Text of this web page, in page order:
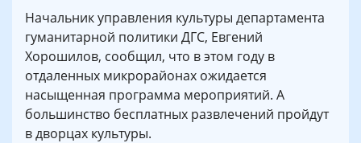
Начальник управления культуры департамента
гуманитарной политики ДГС, Евгений
Хорошилов, сообщил, что в этом году в
отдаленных микрорайонах ожидается
насыщенная программа мероприятий. А
большинство бесплатных развлечений пройдут
в дворцах культуры.